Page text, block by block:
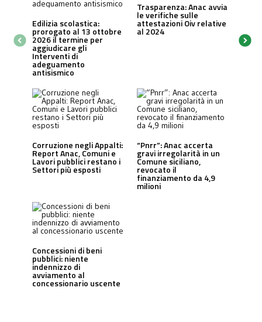
Edilizia scolastica:
prorogato al 13 ottobre
2026 il termine per
aggiudicare gli
Interventi di
adeguamento
antisismico
Trasparenza: Anac avvia
le verifiche sulle
attestazioni Oiv relative
al 2024
Corruzione negli Appalti:
Report Anac, Comuni e
Lavori pubblici restano i
Settori più esposti
“Pnrr”: Anac accerta
gravi irregolarità in un
Comune siciliano,
revocato il
finanziamento da 4,9
milioni
Concessioni di beni
pubblici: niente
indennizzo di
avviamento al
concessionario uscente